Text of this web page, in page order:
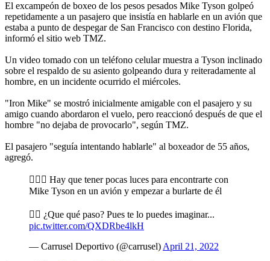
El excampeón de boxeo de los pesos pesados Mike Tyson golpeó
repetidamente a un pasajero que insistía en hablarle en un avión que
estaba a punto de despegar de San Francisco con destino Florida,
informó el sitio web TMZ.
Un video tomado con un teléfono celular muestra a Tyson inclinado
sobre el respaldo de su asiento golpeando dura y reiteradamente al
hombre, en un incidente ocurrido el miércoles.
"Iron Mike" se mostró inicialmente amigable con el pasajero y su
amigo cuando abordaron el vuelo, pero reaccionó después de que el
hombre "no dejaba de provocarlo", según TMZ.
El pasajero "seguía intentando hablarle" al boxeador de 55 años,
agregó.
🤦🏾‍♂️ Hay que tener pocas luces para encontrarte con
Mike Tyson en un avión y empezar a burlarte de él
👉🏾 ¿Que qué paso? Pues te lo puedes imaginar...
pic.twitter.com/QXDRbe4lkH
— Carrusel Deportivo (@carrusel) April 21, 2022